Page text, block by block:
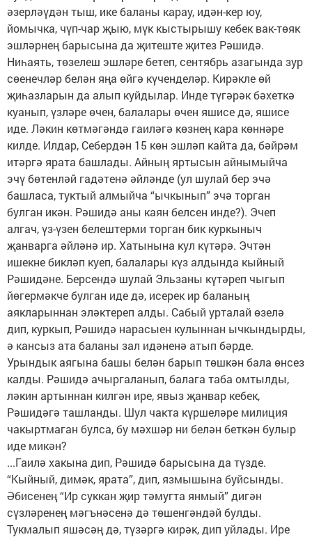
әзерләүдән тыш, ике баланы карау, идән-кер юу,
йомычка, чүп-чар җыю, мүк кыстырышу кебек вак-төяк
эшләрнең барысына да җитеште җитез Рәшидә.
Ниһаять, төзелеш эшләре бетеп, сентябрь азагында зур
сөенечләр белән яңа өйгә күченделәр. Кирәкле өй
җиһазларын да алып куйдылар. Инде түгәрәк бәхеткә
куанып, үзләре өчен, балалары өчен яшисе дә, яшисе
иде. Ләкин көтмәгәндә гаиләгә көзнең кара көннәре
килде. Илдар, Себердән 15 көн эшләп кайта да, бәйрәм
итәргә ярата башлады. Айның яртысын айнымыйча
эчү бөтенләй гадәтенә әйләнде (ул шулай бер эчә
башласа, туктый алмыйча “ычкынып” эчә торган
булган икән. Рәшидә аны каян белсен инде?). Эчеп
алгач, үз-үзен белештерми торган бик куркыныч
җанварга әйләнә ир. Хатынына кул күтәрә. Эчтән
ишекне бикләп куеп, балалары күз алдында кыйный
Рәшидәне. Берсендә шулай Эльзаны күтәреп чыгып
йөгермәкче булган иде дә, исерек ир баланың
аякларыннан эләктереп алды. Сабый урталай өзелә
дип, куркып, Рәшидә нарасыен кулыннан ычкындырды,
ә кансыз ата баланы зал идәненә атып бәрде.
Урындык аягына башы белән барып төшкән бала өнсез
калды. Рәшидә ачыргаланып, балага таба омтылды,
ләкин артыннан килгән ире, явыз җанвар кебек,
Рәшидәгә ташланды. Шул чакта күршеләре милиция
чакыртмаган булса, бу мәхшәр ни белән беткән булыр
иде микән?
...Гаилә хакына дип, Рәшидә барысына да түзде.
“Кыйный, димәк, ярата”, дип, язмышына буйсынды.
Әбисенең “Ир суккан җир тәмугта янмый” дигән
сүзләренең мәгънәсенә дә төшенгәндәй булды.
Тукмалып яшәсәң дә, түзәргә кирәк, дип уйлады. Ире